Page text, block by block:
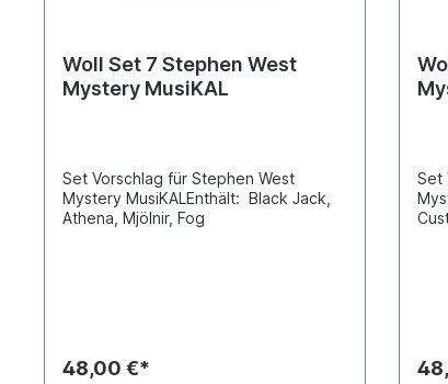
Woll Set 7 Stephen West
Mystery MusiKAL
Set Vorschlag für Stephen West
Mystery MusiKALEnthält: Black Jack,
Athena, Mjölnir, Fog
48,00 €*
Set